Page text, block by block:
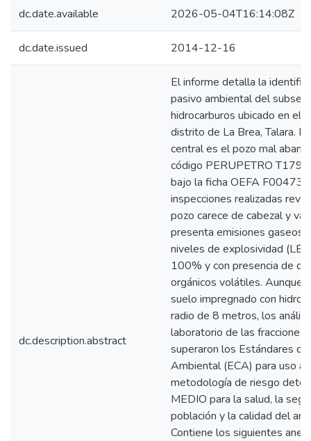
dc.date.available 2026-05-04T16:14:08Z
dc.date.issued 2014-12-16
dc.description.abstract
El informe detalla la
pasivo ambiental del
hidrocarburos ubicado en el
distrito de La Brea, Talara.
central es el pozo mal
código PERUPETRO
bajo la ficha OEFA F00473.
inspecciones realizadas
pozo carece de cabezal y
presenta emisiones
niveles de explosividad
100% y con presencia de
orgánicos volátiles. Aunque
suelo impregnado con
radio de 8 metros, los
laboratorio de las fracciones
superaron los Estándares
Ambiental (ECA) para uso
metodología de riesgo
MEDIO para la salud, la
población y la calidad del
Contiene los siguientes